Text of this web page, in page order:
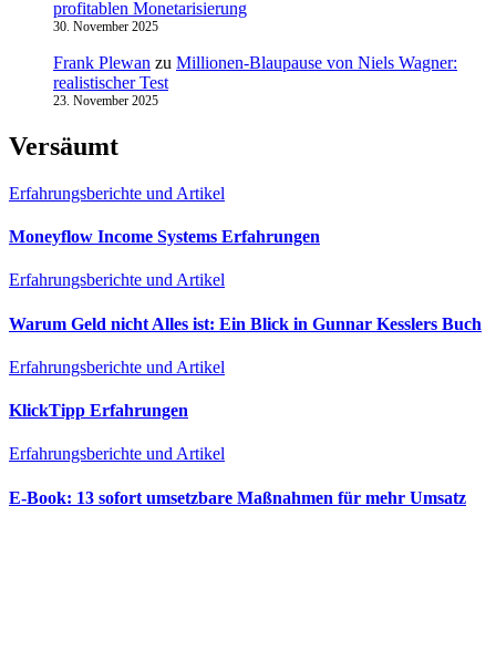
profitablen Monetarisierung
30. November 2025
Frank Plewan zu Millionen‑Blaupause von Niels Wagner:
realistischer Test
23. November 2025
Versäumt
Erfahrungsberichte und Artikel
Moneyflow Income Systems Erfahrungen
Erfahrungsberichte und Artikel
Warum Geld nicht Alles ist: Ein Blick in Gunnar Kesslers Buch
Erfahrungsberichte und Artikel
KlickTipp Erfahrungen
Erfahrungsberichte und Artikel
E‑Book: 13 sofort umsetzbare Maßnahmen für mehr Umsatz